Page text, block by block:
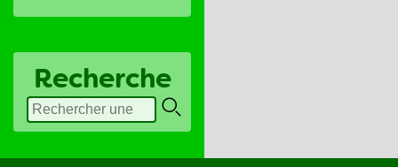
Recherche